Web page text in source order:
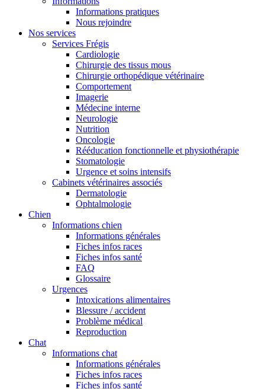
Informations pratiques
Nous rejoindre
Nos services
Services Frégis
Cardiologie
Chirurgie des tissus mous
Chirurgie orthopédique vétérinaire
Comportement
Imagerie
Médecine interne
Neurologie
Nutrition
Oncologie
Rééducation fonctionnelle et physiothérapie
Stomatologie
Urgence et soins intensifs
Cabinets vétérinaires associés
Dermatologie
Ophtalmologie
Chien
Informations chien
Informations générales
Fiches infos races
Fiches infos santé
FAQ
Glossaire
Urgences
Intoxications alimentaires
Blessure / accident
Problème médical
Reproduction
Chat
Informations chat
Informations générales
Fiches infos races
Fiches infos santé